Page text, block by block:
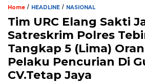
Home / HEADLINE / NASIONAL
Tim URC Elang Sakti
Satreskrim Polres
Tangkap 5 (Lima)
Pelaku Pencurian Di
CV.Tetap Jaya